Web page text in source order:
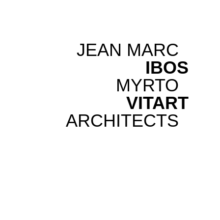
JEAN MARC
IBOS
MYRTO
VITART
ARCHITECTS